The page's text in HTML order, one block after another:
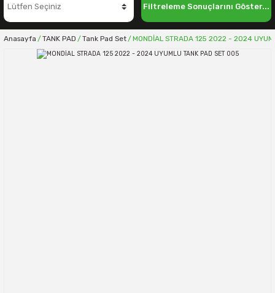
Filtreleme Sonuçlarını Göster...
Anasayfa TANK PAD Tank Pad Set MONDİAL STRADA 125 2022 - 2024